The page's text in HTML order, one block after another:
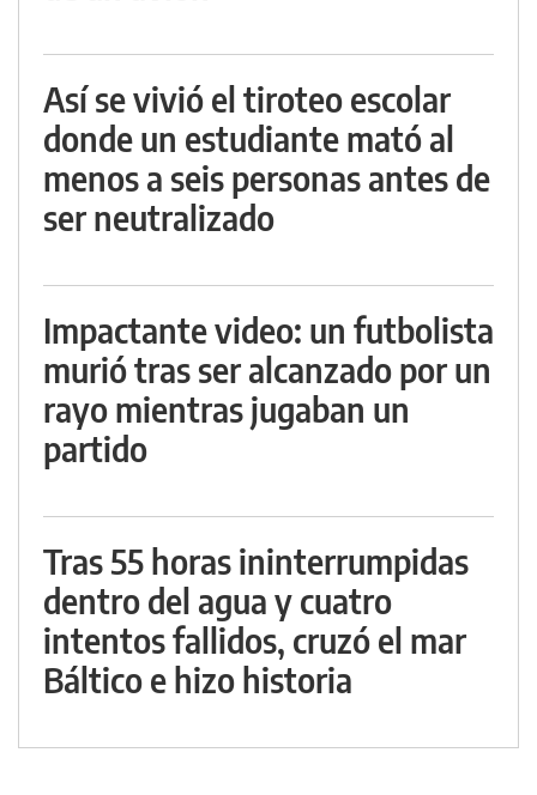
Así se vivió el tiroteo escolar
donde un estudiante mató al
menos a seis personas antes de
ser neutralizado
Impactante video: un futbolista
murió tras ser alcanzado por un
rayo mientras jugaban un
partido
Tras 55 horas ininterrumpidas
dentro del agua y cuatro
intentos fallidos, cruzó el mar
Báltico e hizo historia